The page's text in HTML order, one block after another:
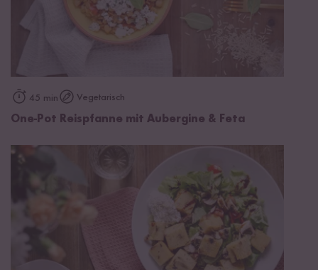
45 min Vegetarisch
One-Pot Reispfanne mit Aubergine & Feta